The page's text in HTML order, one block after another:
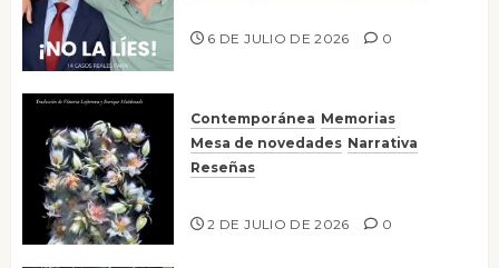
6 DE JULIO DE 2026 0
Contemporánea Memorias
Mesa de novedades Narrativa
Reseñas
2 DE JULIO DE 2026 0